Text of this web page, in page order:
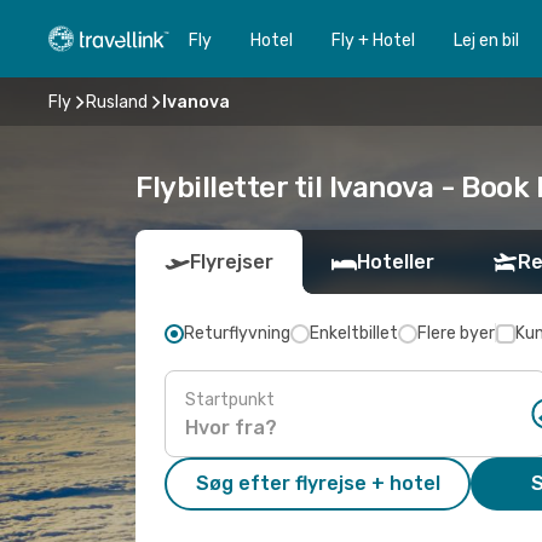
Fly Hotel Fly + Hotel Lej en bil
Fly Rusland Ivanova
Flybilletter til Ivanova -
Flyrejser Hoteller
Returflyvning Enkeltbillet Flere byer
Startpunkt
Søg efter flyrejse + hotel